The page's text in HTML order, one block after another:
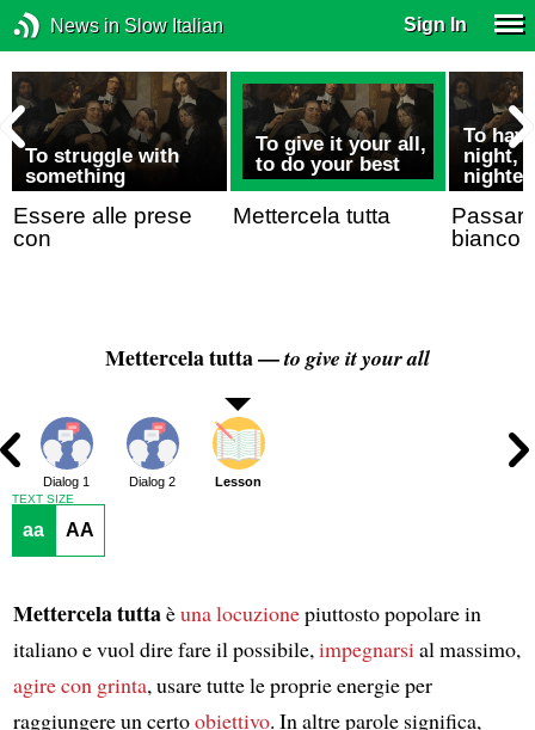
News in Slow Italian Sign In
To struggle with
something
Essere alle prese
con
To give it your all,
to do your best
Mettercela tutta
To
night,
nighter
bianco
Mettercela tutta —to give it your all
Dialog 1 Dialog 2 Lesson
TEXT SIZE
aa AA
Mettercela tuttaèuna locuzionepiuttosto popolare in
italiano e vuol dire fare il possibile, impegnarsi al massimo,
agire con grinta, usare tutte le proprie energie per
raggiungere un certoobiettivo. In altre parole significa,